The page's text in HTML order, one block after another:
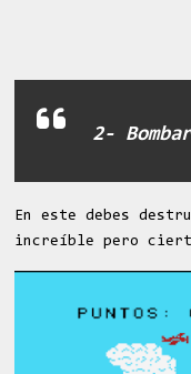
2-
En este debes
increíble pero